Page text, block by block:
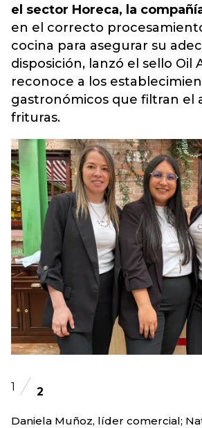
el sector Horeca, la
en el correcto
cocina para asegurar su
disposición, lanzó el sello Oil
reconoce a los
gastronómicos que filtran el
frituras.
1 2
Daniela Muñoz, líder comercial;